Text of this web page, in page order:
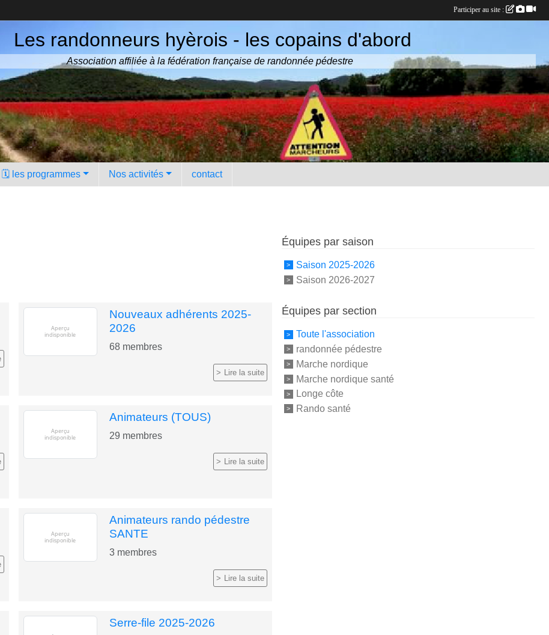
Les randonneurs hyèrois - les copains d'abord
Association affiliée à la fédération française de randonnée pédestre
🗓️ les programmes Nos activités contact
Nouveaux adhérents 2025-
2026
68 membres
Lire la suite
Animateurs (TOUS)
29 membres
Lire la suite
Animateurs rando pédestre
SANTE
3 membres
Lire la suite
Serre-file 2025-2026
Équipes par saison
Saison 2025-2026
Saison 2026-2027
Équipes par section
Toute l'association
randonnée pédestre
Marche nordique
Marche nordique santé
Longe côte
Rando santé
Participer au site :